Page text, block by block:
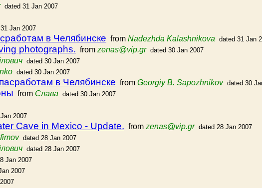
dated 31 Jan 2007
Jan 2007
в Челябинске from Nadezhda Kalashnikova dated 31 Jan
photographs. from zenas@vip.gr dated 30 Jan 2007
dated 30 Jan 2007
dated 30 Jan 2007
в Челябинске from Georgiy B. Sapozhnikov dated 30
from Слава dated 30 Jan 2007
2007
Cave in Mexico - Update. from zenas@vip.gr dated 28 Jan 2007
dated 28 Jan 2007
dated 28 Jan 2007
Jan 2007
2007